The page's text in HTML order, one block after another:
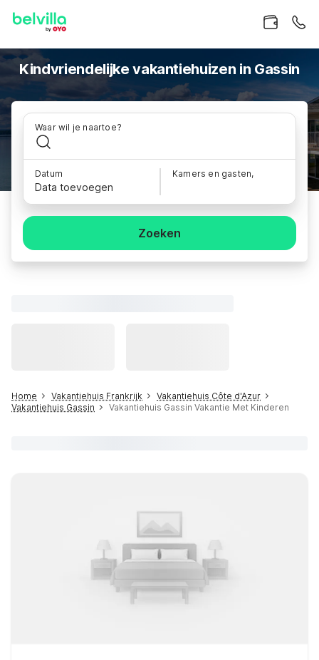
Kindvriendelijke vakantiehuizen in Gassin
Waar wil je naartoe?
Datum
Data toevoegen
Kamers en gasten,
Zoeken
Home Vakantiehuis Frankrijk
Vakantiehuis Côte d'Azur
Vakantiehuis Gassin
Vakantiehuis Gassin Vakantie Met Kinderen